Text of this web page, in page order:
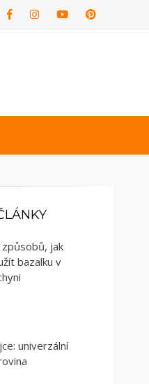
způsobů, jak
bazalku v
univerzální